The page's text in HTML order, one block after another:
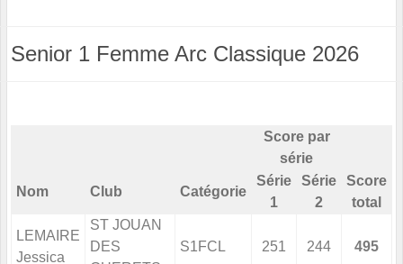
Senior 1 Femme Arc Classique 2026
Score par
série
Nom Club Catégorie
Série
1
Série
2
Score
total
LEMAIRE
Jessica
ST JOUAN
DES
S1FCL 251 244 495